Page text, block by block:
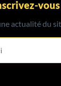
actualité du